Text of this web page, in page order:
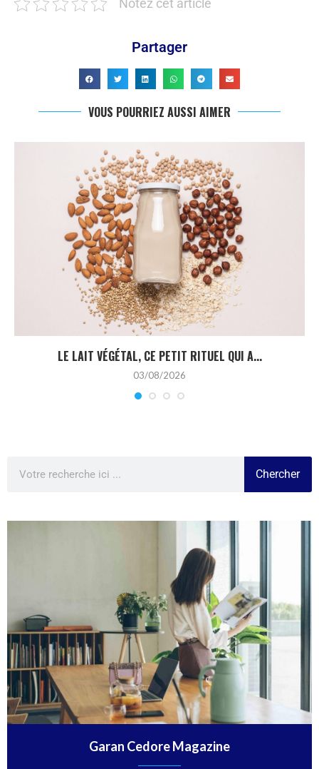
Notez cet article
Partager
VOUS POURRIEZ AUSSI AIMER
LE LAIT VÉGÉTAL, CE PETIT RITUEL QUI A...
03/08/2026
Chercher
Garan Cedore Magazine